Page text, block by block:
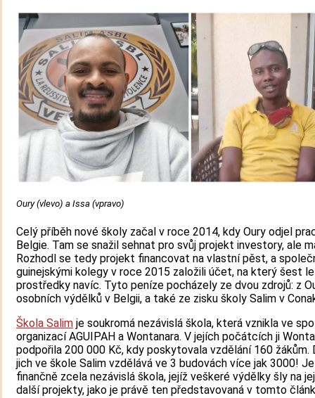
Oury (vlevo) a Issa (vpravo)
Celý příběh nové školy začal v roce 2014, kdy Oury odjel
Belgie. Tam se snažil sehnat pro svůj projekt investory, ale
Rozhodl se tedy projekt financovat na vlastní pěst, a
guinejskými kolegy v roce 2015 založili účet, na který šest
prostředky navíc. Tyto peníze pocházely ze dvou zdrojů: z
osobních výdělků v Belgii, a také ze zisku školy Salim v
Škola Salim je soukromá nezávislá škola, která vznikla ve
organizací AGUIPAH a Wontanara. V jejích počátcích ji
podpořila 200 000 Kč, kdy poskytovala vzdělání 160 žákům.
jich ve škole Salim vzdělává ve 3 budovách více jak 3000!
finančně zcela nezávislá škola, jejíž veškeré výdělky šly na
další projekty, jako je právě ten představovaná v tomto